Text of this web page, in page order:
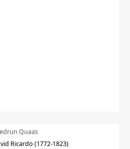
Quaas
Ricardo (1772-1823)